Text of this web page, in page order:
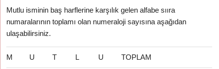
Mutlu isminin baş harflerine karşılık gelen alfabe sııra
numaralarının toplamı olan numeraloji sayısına aşağıdan
ulaşabilirsiniz.
M U T L U TOPLAM